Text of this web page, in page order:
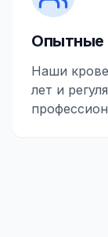
Опытные
Наши
лет и